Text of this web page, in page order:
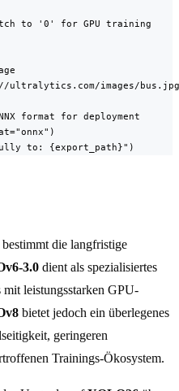
to '0' for GPU training
images/
format for deployment
to: {export_path}")
die langfristige
3.0 dient als spezialisiertes
leistungsstarken GPU-
bietet jedoch ein überlegenes
geringeren
Trainings-Ökosystem.